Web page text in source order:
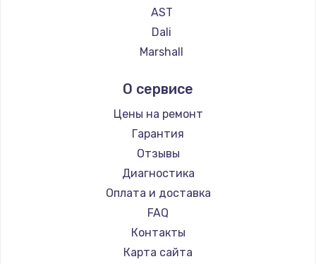
Заказать
Замена электроконфорки
Заказать
Техобслуживание
900 руб.
Заказать
Установка / подключение / демонтаж
1300 руб.
Заказать
AST
Dali
Marshall
О сервисе
Цены на ремонт
Гарантия
Отзывы
Диагностика
Оплата и доставка
FAQ
Контакты
Карта сайта